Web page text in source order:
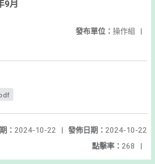
9月
發布單位： 操作組 |
發佈日期： 2024-10-22
： 2024-10-22
|
點擊率： 268 |